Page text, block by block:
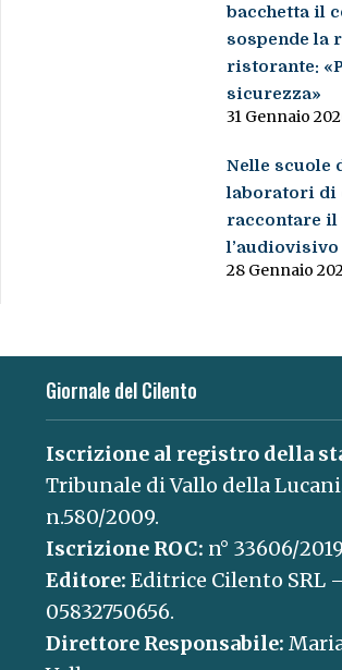
bacchetta il
sospende la
ristorante:
sicurezza»
31 Gennaio
Nelle scuole
laboratori di
raccontare
l’audiovisivo
28 Gennaio
Giornale del Cilento
Iscrizione al registro della
Tribunale di Vallo della
n.580/2009.
Iscrizione ROC: n° 33606/
Editore: Editrice Cilento SRL
05832750656.
Direttore Responsabile: